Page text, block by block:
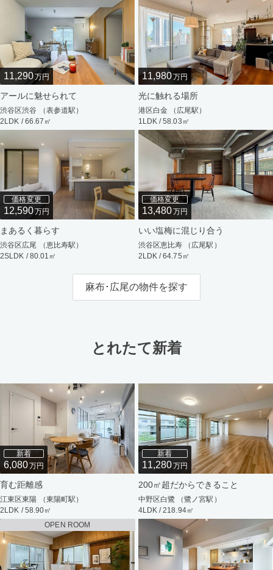
11,290万円
アールに魅せられて
渋谷区渋谷 （表参道駅）
2LDK / 66.67㎡
11,980万円
光に触れる場所
港区白金 （広尾駅）
1LDK / 58.03㎡
価格変更
12,590万円
まあるく暮らす
渋谷区広尾 （恵比寿駅）
2SLDK / 80.01㎡
価格変更
13,480万円
いい塩梅に混じり合う
渋谷区恵比寿 （広尾駅）
2LDK / 64.75㎡
麻布･広尾の物件を探す
とれたて新着
新着
6,080万円
育む距離感
江東区東陽 （東陽町駅）
2LDK / 58.90㎡
新着
11,280万円
200㎡超だからできること
中野区白鷺 （鷺ノ宮駅）
4LDK / 218.94㎡
OPEN ROOM